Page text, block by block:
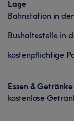
Lage
Bahnstation in
Bushaltestelle in
kostenpflichtige
Essen & Getränke
kostenlose